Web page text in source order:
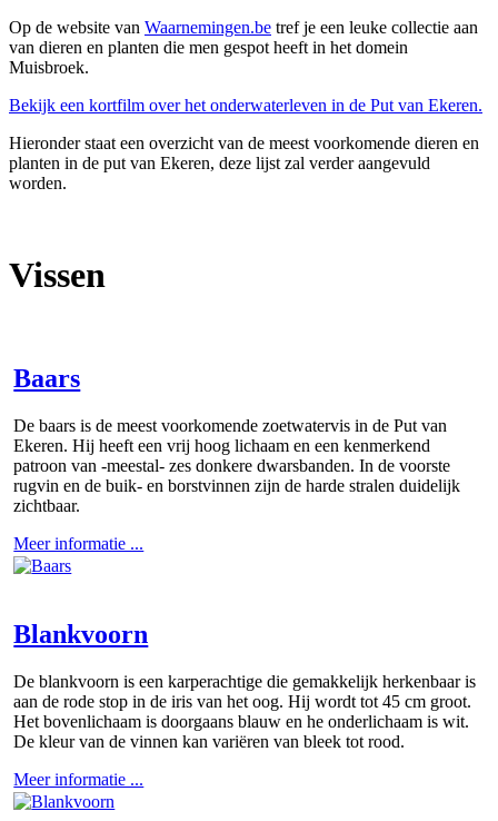
Op de website van Waarnemingen.be tref je een leuke collectie aan
van dieren en planten die men gespot heeft in het domein
Muisbroek.
Bekijk een kortfilm over het onderwaterleven in de Put van Ekeren.
Hieronder staat een overzicht van de meest voorkomende dieren en
planten in de put van Ekeren, deze lijst zal verder aangevuld
worden.
Vissen
Baars
De baars is de meest voorkomende zoetwatervis in de Put van
Ekeren. Hij heeft een vrij hoog lichaam en een kenmerkend
patroon van -meestal- zes donkere dwarsbanden. In de voorste
rugvin en de buik- en borstvinnen zijn de harde stralen duidelijk
zichtbaar.
Meer informatie ...
Blankvoorn
De blankvoorn is een karperachtige die gemakkelijk herkenbaar is
aan de rode stop in de iris van het oog. Hij wordt tot 45 cm groot.
Het bovenlichaam is doorgaans blauw en he onderlichaam is wit.
De kleur van de vinnen kan variëren van bleek tot rood.
Meer informatie ...